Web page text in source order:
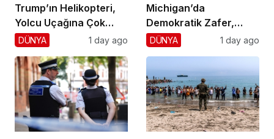
Trump’ın Helikopteri,
Yolcu Uçağına Çok
Yaklaştı!
DÜNYA 1 day ago
Michigan’da
Demokratik Zafer,
Cumhuriyetçilere
DÜNYA 1 day ago